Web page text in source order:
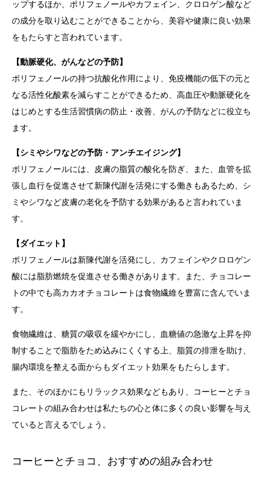
ップするほか、ポリフェノールやカフェイン、クロロゲン酸など
の成分を取り込むことができることから、美容や健康に良い効果
をもたらすと言われています。
【動脈硬化、がんなどの予防】
ポリフェノールの持つ抗酸化作用により、免疫機能の低下の元と
なる活性化酸素を減らすことができるため、高血圧や動脈硬化を
はじめとする生活習慣病の防止・改善、がんの予防などに役立ち
ます。
【シミやシワなどの予防・アンチエイジング】
ポリフェノールには、皮膚の脂質の酸化を防ぎ、また、血管を拡
張し血行を促進させて新陳代謝を活発にする働きもあるため、シ
ミやシワなど皮膚の老化を予防する効果があると言われていま
す。
【ダイエット】
ポリフェノールは新陳代謝を活発にし、カフェインやクロロゲン
酸には脂肪燃焼を促進させる働きがあります。また、チョコレー
トの中でも高カカオチョコレートは食物繊維を豊富に含んでいま
す。
食物繊維は、糖質の吸収を緩やかにし、血糖値の急激な上昇を抑
制することで脂肪をため込みにくくする上、脂質の排泄を助け、
腸内環境を整える面からもダイエット効果をもたらします。
また、そのほかにもリラックス効果などもあり、コーヒーとチョ
コレートの組み合わせは私たちの心と体に多くの良い影響を与え
ていると言えるでしょう。
コーヒーとチョコ、おすすめの組み合わせ